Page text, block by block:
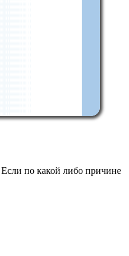
по какой либо причине